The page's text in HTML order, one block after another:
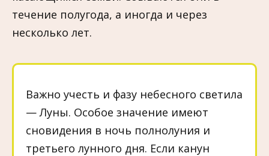
течение полугода, а иногда и через
несколько лет.
Важно учесть и фазу небесного светила
— Луны. Особое значение имеют
сновидения в ночь полнолуния и
третьего лунного дня. Если канун